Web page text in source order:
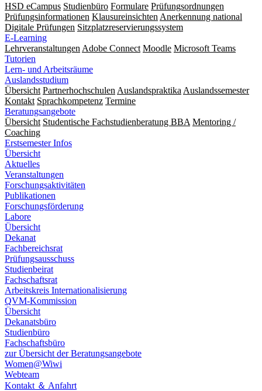
HSD eCampus Studienbüro Formulare Prüfungs­ordnungen
Prüfungs­informationen Klausureinsichten Anerkennung national
Digitale Prüfungen Sitzplatzreservierungssystem
E-Learning
Lehrveranstaltungen Adobe Connect Moodle Microsoft Teams
Tutorien
Lern- und Arbeitsräume
Auslandsstudium
Übersicht Partnerhochschulen Auslandspraktika Auslandssemester
Kontakt Sprachkompetenz Termine
Beratungsangebote
Übersicht Studentische Fachstudienberatung BBA Mentoring /
Coaching
Erstsemester Infos
Übersicht
Aktuelles
Veranstaltungen
Forschungsaktivitäten
Publikationen
Forschungsförderung
Labore
Übersicht
Dekanat
Fachbereichsrat
Prüfungsausschuss
Studienbeirat
Fachschaftsrat
​​Arbeitskreis Internationalisierung
QVM-Kommission
Übersicht
Dekanatsbüro
Studienbüro
Fachschaftsbüro
zur Übersicht der Beratungsangebote
Women@Wiwi
Webteam
Kontakt ＆ Anfahrt